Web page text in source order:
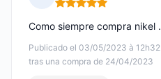
Nota: 5 de 5
Publicado el 03/05/2023 à 12h32
tras una compra de 24/04/2023
Como siempre compra nikel .